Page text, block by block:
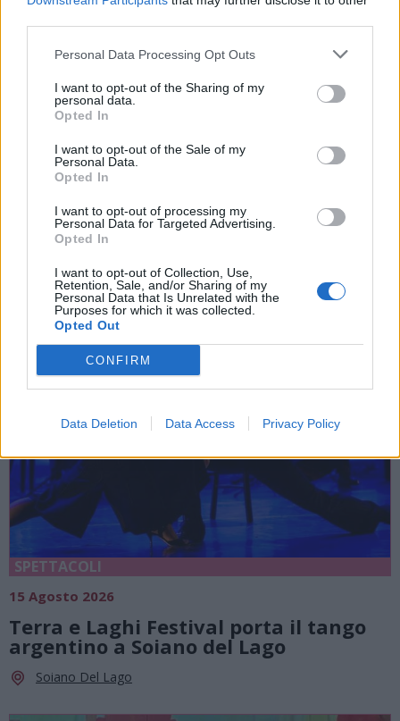
Personal Data Processing Opt Outs
I want to opt-out of the Sharing of my
personal data.
Opted In
I want to opt-out of the Sale of my
Personal Data.
Opted In
I want to opt-out of processing my
Personal Data for Targeted Advertising.
Opted In
I want to opt-out of Collection, Use,
Retention, Sale, and/or Sharing of my
Personal Data that Is Unrelated with the
Purposes for which it was collected.
Opted Out
CONFIRM
Data Deletion Data Access Privacy Policy
SPETTACOLI
Con Terra e Laghi a Lavena Ponte
Tresa la Festa dei Colori
Lavena Ponte Tresa
Area Feste Lavena Ponte Tresa
SPETTACOLI
15 Agosto 2026
Terra e Laghi Festival porta il tango
argentino a Soiano del Lago
Soiano Del Lago